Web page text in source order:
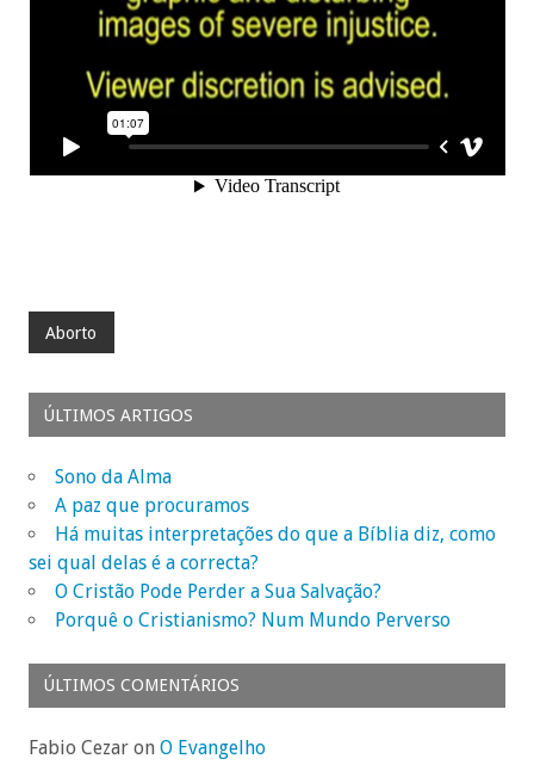
Aborto
ÚLTIMOS ARTIGOS
Sono da Alma
A paz que procuramos
Há muitas interpretações do que a Bíblia diz, como
sei qual delas é a correcta?
O Cristão Pode Perder a Sua Salvação?
Porquê o Cristianismo? Num Mundo Perverso
ÚLTIMOS COMENTÁRIOS
Fabio Cezar on O Evangelho